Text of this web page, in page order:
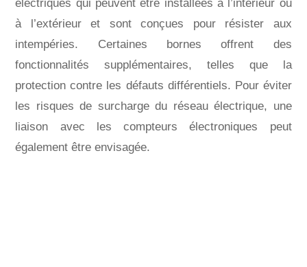
électriques qui peuvent être installées à l’intérieur ou
à l’extérieur et sont conçues pour résister aux
intempéries. Certaines bornes offrent des
fonctionnalités supplémentaires, telles que la
protection contre les défauts différentiels. Pour éviter
les risques de surcharge du réseau électrique, une
liaison avec les compteurs électroniques peut
également être envisagée.
: